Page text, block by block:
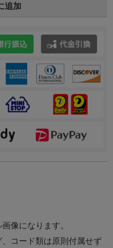
追加
像になります。
コード類は原則付属せず